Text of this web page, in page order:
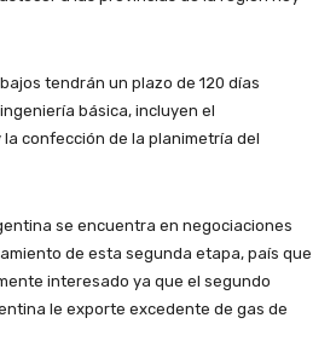
tendrán un plazo de 120 días
básica, incluyen el
confección de la planimetría del
se encuentra en negociaciones
de esta segunda etapa, país que
interesado ya que el segundo
le exporte excedente de gas de